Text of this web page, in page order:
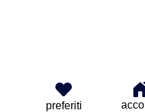
preferiti